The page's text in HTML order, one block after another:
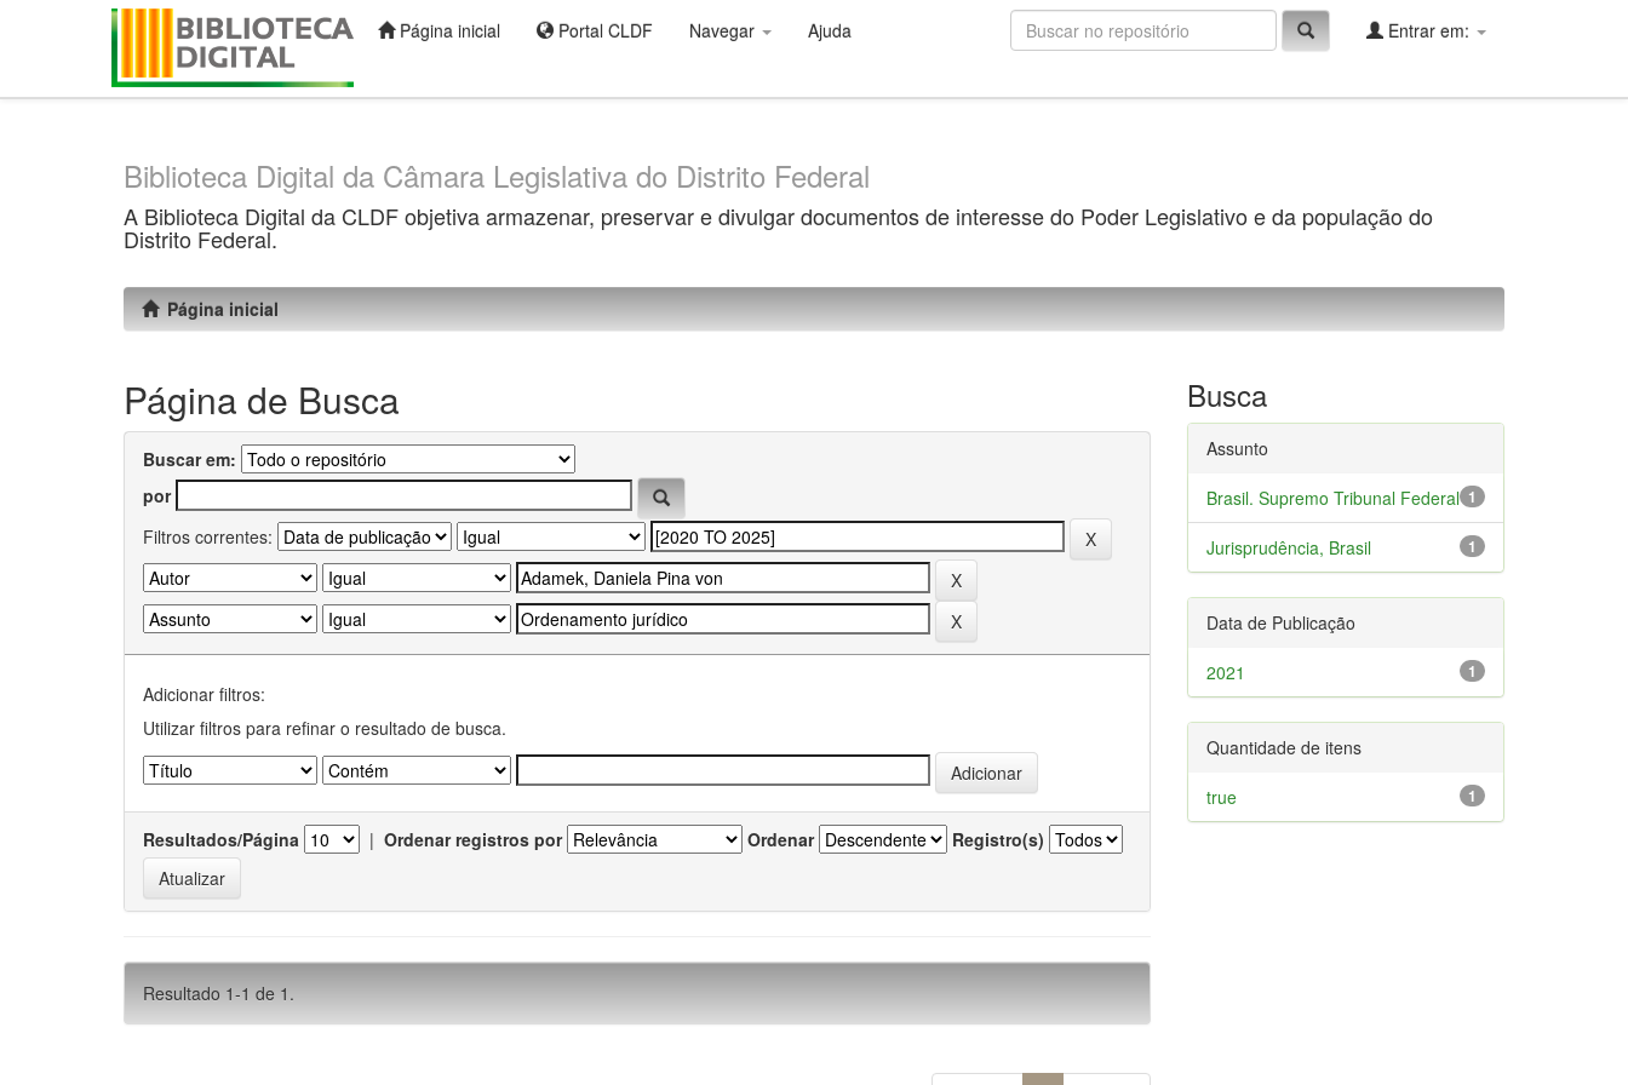
Página inicial Portal CLDF Navegar Ajuda Entrar em:
Biblioteca Digital da Câmara Legislativa do Distrito Federal
A Biblioteca Digital da CLDF objetiva armazenar, preservar e divulgar documentos de interesse do Poder Legislativo e da população do
Distrito Federal.
Página inicial
Página de Busca
Buscar em:
por
Filtros correntes:
Adicionar filtros:
Utilizar filtros para refinar o resultado de busca.
Resultados/Página | Ordenar registros por Ordenar Registro(s)
Resultado 1-1 de 1.
Busca
Assunto
1
Brasil. Supremo Tribunal Federal
1
Jurisprudência, Brasil
Data de Publicação
1
2021
Quantidade de itens
1
true